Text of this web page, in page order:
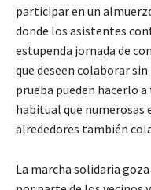
participar en un
donde los asistentes
estupenda jornada de
que deseen colaborar
prueba pueden hacerlo a
habitual que numerosas
alrededores también
La marcha solidaria